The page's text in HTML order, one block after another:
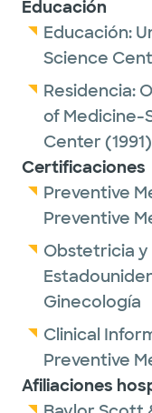
Educación
Educación:
Science
Residencia:
of Medicine-
Center (1991)
Certificaciones
Preventive
Preventive
Obstetricia
Ginecología
Clinical
Preventive
Afiliaciones